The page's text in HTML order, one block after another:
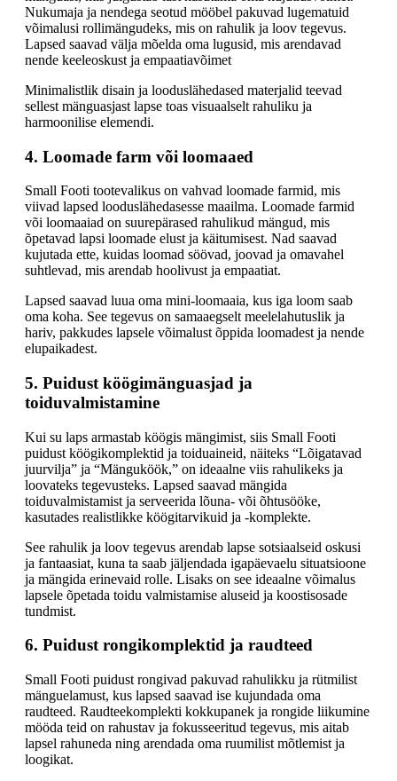
Nukumaja ja nendega seotud mööbel pakuvad lugematuid
võimalusi rollimängudeks, mis on rahulik ja loov tegevus.
Lapsed saavad välja mõelda oma lugusid, mis arendavad
nende keeleoskust ja empaatiavõimet
Minimalistlik disain ja looduslähedased materjalid teevad
sellest mänguasjast lapse toas visuaalselt rahuliku ja
harmoonilise elemendi.
4. Loomade farm või loomaaed
Small Footi tootevalikus on vahvad loomade farmid, mis
viivad lapsed looduslähedasesse maailma. Loomade farmid
või loomaaiad on suurepärased rahulikud mängud, mis
õpetavad lapsi loomade elust ja käitumisest. Nad saavad
kujutada ette, kuidas loomad söövad, joovad ja omavahel
suhtlevad, mis arendab hoolivust ja empaatiat.
Lapsed saavad luua oma mini-loomaaia, kus iga loom saab
oma koha. See tegevus on samaaegselt meelelahutuslik ja
hariv, pakkudes lapsele võimalust õppida loomadest ja nende
elupaikadest.
5. Puidust köögimänguasjad ja
toiduvalmistamine
Kui su laps armastab köögis mängimist, siis Small Footi
puidust köögikomplektid ja toiduaineid, näiteks “Lõigatavad
juurvilja” ja “Mänguköök,” on ideaalne viis rahulikeks ja
loovateks tegevusteks. Lapsed saavad mängida
toiduvalmistamist ja serveerida lõuna- või õhtusööke,
kasutades realistlikke köögitarvikuid ja -komplekte.
See rahulik ja loov tegevus arendab lapse sotsiaalseid oskusi
ja fantaasiat, kuna ta saab jäljendada igapäevaelu situatsioone
ja mängida erinevaid rolle. Lisaks on see ideaalne võimalus
lapsele õpetada toidu valmistamise aluseid ja koostisosade
tundmist.
6. Puidust rongikomplektid ja raudteed
Small Footi puidust rongivad pakuvad rahulikku ja rütmilist
mänguelamust, kus lapsed saavad ise kujundada oma
raudteed. Raudteekomplekti kokkupanek ja rongide liikumine
mööda teid on rahustav ja fokusseeritud tegevus, mis aitab
lapsel rahuneda ning arendada oma ruumilist mõtlemist ja
loogikat.